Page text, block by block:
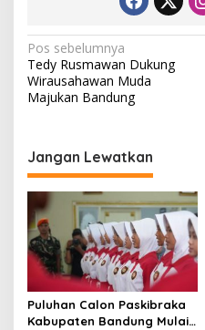
N
a
v
g
a
s
i
p
o
s
Pos sebelumnya
Tedy Rusmawan Dukung
Wirausahawan Muda
Majukan Bandung
Jangan Lewatkan
Puluhan Calon Paskibraka
Kabupaten Bandung Mulai